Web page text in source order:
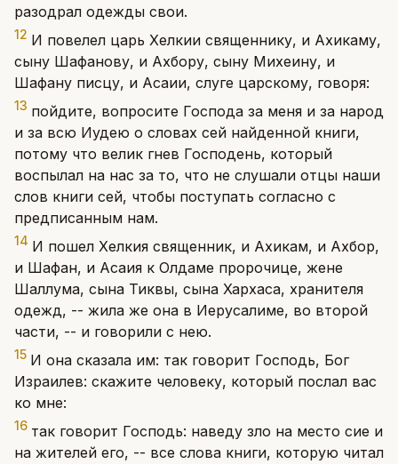
разодрал одежды свои.
12 И повелел царь Хелкии священнику, и Ахикаму,
сыну Шафанову, и Ахбору, сыну Михеину, и
Шафану писцу, и Асаии, слуге царскому, говоря:
13 пойдите, вопросите Господа за меня и за народ
и за всю Иудею о словах сей найденной книги,
потому что велик гнев Господень, который
воспылал на нас за то, что не слушали отцы наши
слов книги сей, чтобы поступать согласно с
предписанным нам.
14 И пошел Хелкия священник, и Ахикам, и Ахбор,
и Шафан, и Асаия к Олдаме пророчице, жене
Шаллума, сына Тиквы, сына Хархаса, хранителя
одежд, -- жила же она в Иерусалиме, во второй
части, -- и говорили с нею.
15 И она сказала им: так говорит Господь, Бог
Израилев: скажите человеку, который послал вас
ко мне:
16 так говорит Господь: наведу зло на место сие и
на жителей его, -- все слова книги, которую читал